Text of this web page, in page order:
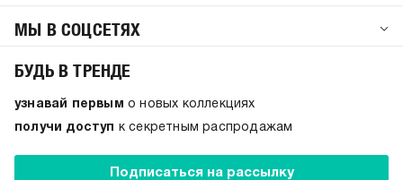
МЫ В СОЦСЕТЯХ
БУДЬ В ТРЕНДЕ
узнавай первым о новых коллекциях
получи доступ
к секретным распродажам
Подписаться на рассылку